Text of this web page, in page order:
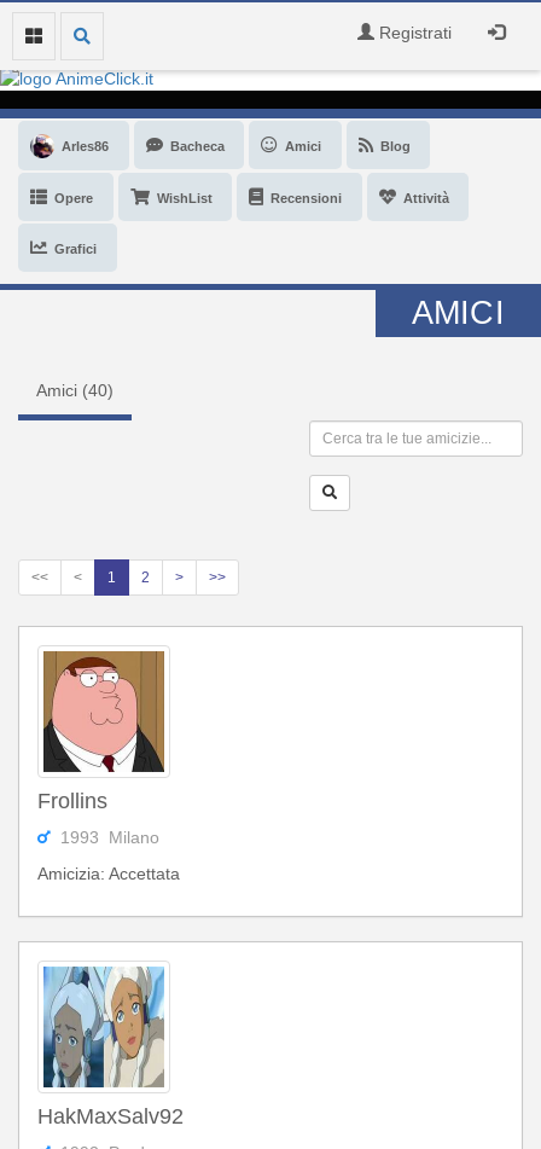
Registrati
Arles86 Bacheca Amici Blog
Opere WishList Recensioni Attività
Grafici
AMICI
Amici (40)
<< < 1 2 > >>
Frollins
1993 Milano
Amicizia: Accettata
HakMaxSalv92